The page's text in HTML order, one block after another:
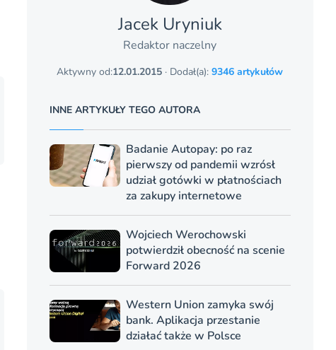
Jacek Uryniuk
Redaktor naczelny
Aktywny od:12.01.2015 · Dodał(a):9346 artykułów
INNE ARTYKUŁY TEGO AUTORA
Badanie Autopay: po raz
pierwszy od pandemii wzrósł
udział gotówki w płatnościach
za zakupy internetowe
Wojciech Werochowski
potwierdził obecność na scenie
Forward 2026
Western Union zamyka swój
bank. Aplikacja przestanie
działać także w Polsce